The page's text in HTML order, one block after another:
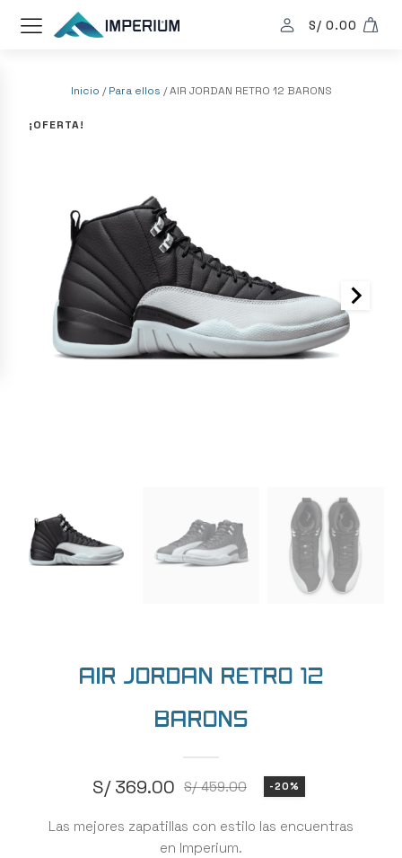
S/ 0.00
Inicio /Para ellos / AIR JORDAN RETRO 12 BARONS
¡OFERTA!
AIR JORDAN RETRO 12
BARONS
S/459.00
El
precio
S/369.00
El
precio
-20%
Las mejores zapatillas con estilo las encuentras
en Imperium.